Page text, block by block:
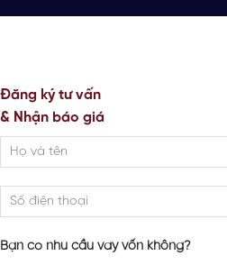
Đăng ký tư vấn
& Nhận báo giá
Bạn có nhu cầu vay vốn không?